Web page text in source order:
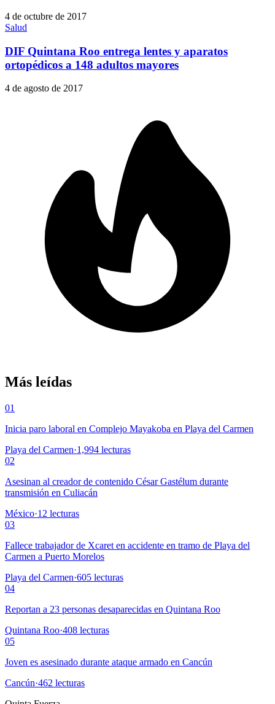
4 de octubre de 2017
Salud
DIF Quintana Roo entrega lentes y aparatos
ortopédicos a 148 adultos mayores
4 de agosto de 2017
Más leídas
01
Inicia paro laboral en Complejo Mayakoba en Playa del Carmen
Playa del Carmen·1,994 lecturas
02
Asesinan al creador de contenido César Gastélum durante
transmisión en Culiacán
México·12 lecturas
03
Fallece trabajador de Xcaret en accidente en tramo de Playa del
Carmen a Puerto Morelos
Playa del Carmen·605 lecturas
04
Reportan a 23 personas desaparecidas en Quintana Roo
Quintana Roo·408 lecturas
05
Joven es asesinado durante ataque armado en Cancún
Cancún·462 lecturas